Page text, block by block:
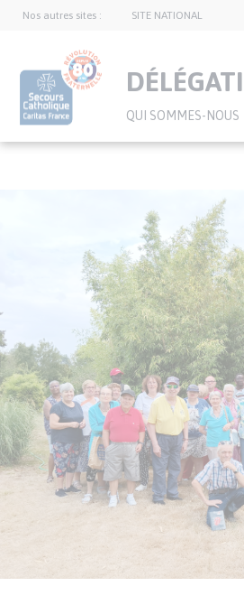
Nos autres sites : SITE NATIONAL
QUI SOMMES-NOUS